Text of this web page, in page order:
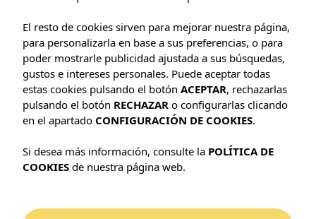
HABLEMOS
Contacta con nosotros
¿Necesitas ayuda para elegir hotel o quieres
El resto de cookies sirven para mejorar nuestra página,
para personalizarla en base a sus preferencias, o para
poder mostrarle publicidad ajustada a sus búsquedas,
gustos e intereses personales. Puede aceptar todas
estas cookies pulsando el botón ACEPTAR, rechazarlas
pulsando el botón RECHAZAR o configurarlas clicando
en el apartado CONFIGURACIÓN DE COOKIES.
Si desea más información, consulte la POLÍTICA DE
COOKIES de nuestra página web.